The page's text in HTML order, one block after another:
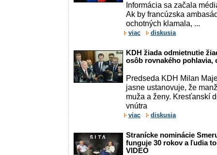
Informácia sa začala
Ak by francúzska
ochotných klamala, ...
viac diskusia
KDH žiada odmietnutie
osôb rovnakého pohlavia,
Predseda KDH Milan
jasne ustanovuje, že
muža a ženy. Kresťanskí
vnútra
viac diskusia
Stranícke nominácie
funguje 30 rokov a ľudia
VIDEO